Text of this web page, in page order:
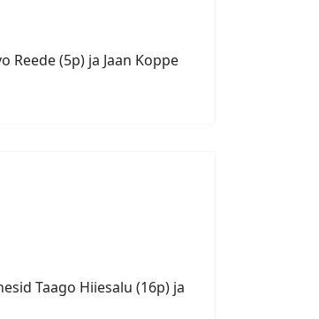
(5p) ja Jaan Koppe
Taago Hiiesalu (16p) ja